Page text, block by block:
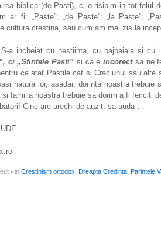
biblica (de Pasti), ci o risipim in tot felul
ar fi: „Paste”; „de Paste”; „la Paste”;
cultura crestina, sau cum am mai zis la
a incheiat cu nestiinta, cu bajbaiala si cu
ci „Sfintele Pasti” si ca e incorect sa ne
ca atat Pastile cat si Craciunul sau alte
natura lor, asadar, dorinta noastra
familia noastra trebuie sa dorim a fi fericiti
Cine are urechi de auzit, sa auda …
• in Crestinism ortodox, Dreapta Credinta
Parintele